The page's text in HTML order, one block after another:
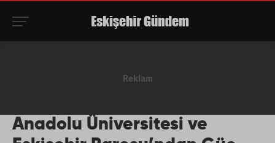
Anadolu Üniversitesi ve